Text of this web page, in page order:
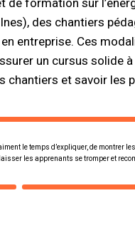
de formation sur
des chantiers
entreprise. Ces
un cursus solide
chantiers et savoir les
le temps d’expliquer, de montrer
les apprenants se tromper et